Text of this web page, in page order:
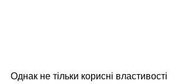
Однак не тільки корисні властивості